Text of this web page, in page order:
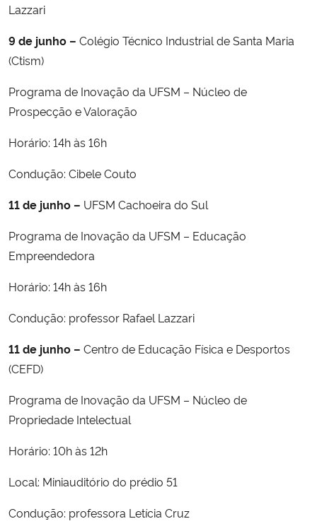
Lazzari
9 de junho – Colégio Técnico Industrial de Santa Maria
(Ctism)
Programa de Inovação da UFSM – Núcleo de
Prospecção e Valoração
Horário: 14h às 16h
Condução: Cibele Couto
11 de junho – UFSM Cachoeira do Sul
Programa de Inovação da UFSM – Educação
Empreendedora
Horário: 14h às 16h
Condução: professor Rafael Lazzari
11 de junho – Centro de Educação Física e Desportos
(CEFD)
Programa de Inovação da UFSM – Núcleo de
Propriedade Intelectual
Horário: 10h às 12h
Local: Miniauditório do prédio 51
Condução: professora Letícia Cruz